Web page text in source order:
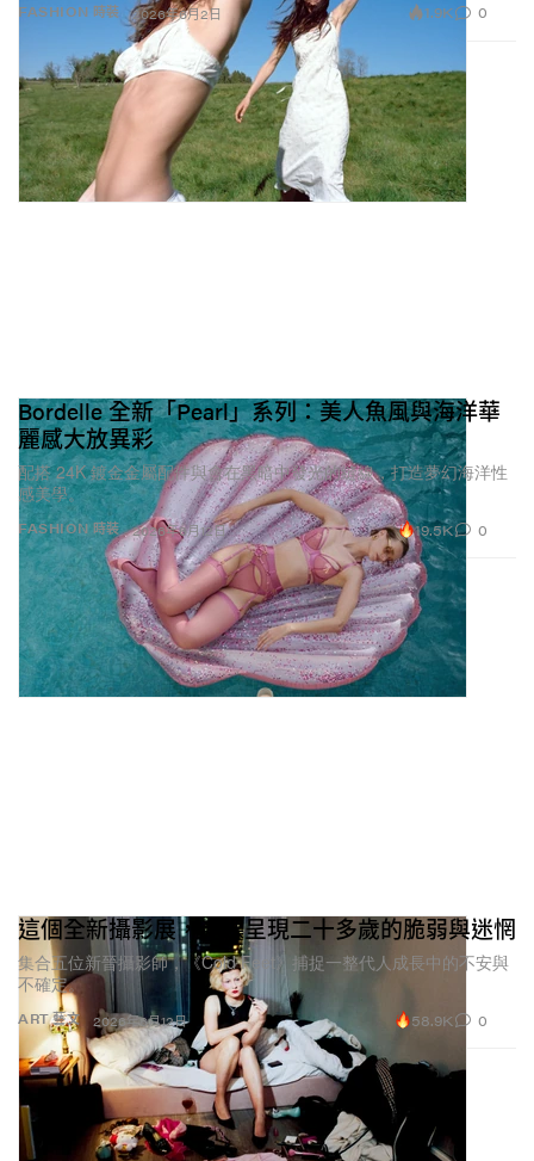
FASHION 時裝 2026年6月2日 1.9K 0
FASHION 時裝
Bordelle 全新「Pearl」系列：美人魚風與海洋華
麗感大放異彩
配搭 24K 鍍金金屬配件與會在黑暗中發光的縫線，打造夢幻海洋性
感美學。
2026年6月12日 19.5K 0
ART 藝文
這個全新攝影展，赤裸呈現二十多歲的脆弱與迷惘
集合五位新晉攝影師，《Cold Feet》捕捉一整代人成長中的不安與
不確定。
2026年6月12日 58.9K 0